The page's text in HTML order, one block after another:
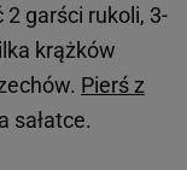
2 garści rukoli, 3-
krążków
Pierś z
sałatce.